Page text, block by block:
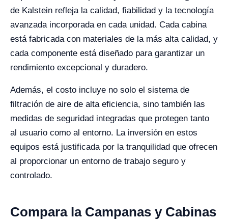
de Kalstein refleja la calidad, fiabilidad y la tecnología
avanzada incorporada en cada unidad. Cada cabina
está fabricada con materiales de la más alta calidad, y
cada componente está diseñado para garantizar un
rendimiento excepcional y duradero.
Además, el costo incluye no solo el sistema de
filtración de aire de alta eficiencia, sino también las
medidas de seguridad integradas que protegen tanto
al usuario como al entorno. La inversión en estos
equipos está justificada por la tranquilidad que ofrecen
al proporcionar un entorno de trabajo seguro y
controlado.
Compara la Campanas y Cabinas